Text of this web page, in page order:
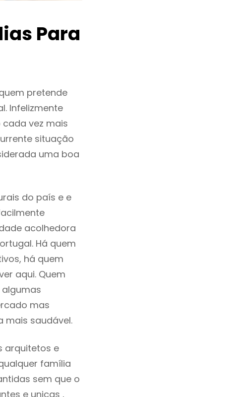
Para
pretende
Infelizmente
vez mais
situação
uma boa
do país e e
acolhedora
Há quem
há quem
aqui. Quem
mas
mais saudável.
arquitetos e
família
sem que o
e unicas ,